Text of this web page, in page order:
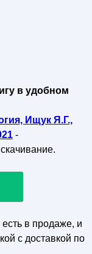
в удобном
Ищук Я.Г.,
-
в продаже, и
с доставкой по